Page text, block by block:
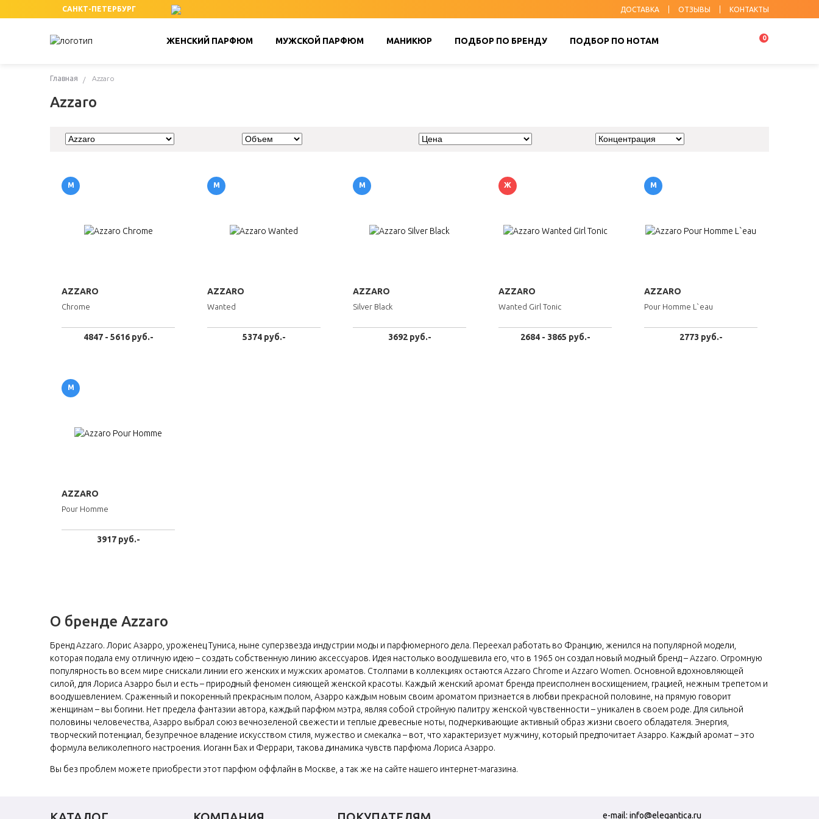
САНКТ-ПЕТЕРБУРГ ДОСТАВКА ОТЗЫВЫ КОНТАКТЫ
ЖЕНСКИЙ ПАРФЮМ МУЖСКОЙ ПАРФЮМ МАНИКЮР ПОДБОР ПО БРЕНДУ ПОДБОР ПО НОТАМ 0
Главная Azzaro
Azzaro
М
AZZARO
Chrome
4847 - 5616 руб.-
М
AZZARO
Wanted
5374 руб.-
М
AZZARO
Silver Black
3692 руб.-
Ж
AZZARO
Wanted Girl Tonic
2684 - 3865 руб.-
М
AZZARO
Pour Homme L`eau
2773 руб.-
М
AZZARO
Pour Homme
3917 руб.-
О бренде Azzaro
Бренд Azzaro. Лорис Азарро, уроженец Туниса, ныне суперзвезда индустрии моды и парфюмерного дела. Переехал работать во Францию, женился на популярной модели,
которая подала ему отличную идею – создать собственную линию аксессуаров. Идея настолько воодушевила его, что в 1965 он создал новый модный бренд – Azzaro. Огромную
популярность во всем мире снискали линии его женских и мужских ароматов. Столпами в коллекциях остаются Azzaro Chrome и Azzaro Women. Основной вдохновляющей
силой, для Лориса Азарро был и есть – природный феномен сияющей женской красоты. Каждый женский аромат бренда преисполнен восхищением, грацией, нежным трепетом и
воодушевлением. Сраженный и покоренный прекрасным полом, Азарро каждым новым своим ароматом признается в любви прекрасной половине, на прямую говорит
женщинам – вы богини. Нет предела фантазии автора, каждый парфюм мэтра, являя собой стройную палитру женской чувственности – уникален в своем роде. Для сильной
половины человечества, Азарро выбрал союз вечнозеленой свежести и теплые древесные ноты, подчеркивающие активный образ жизни своего обладателя. Энергия,
творческий потенциал, безупречное владение искусством стиля, мужество и смекалка – вот, что характеризует мужчину, который предпочитает Азарро. Каждый аромат – это
формула великолепного настроения. Иоганн Бах и Феррари, такова динамика чувств парфюма Лориса Азарро.
Вы без проблем можете приобрести этот парфюм оффлайн в Москве, а так же на сайте нашего интернет-магазина.
e-mail: info@elegantica.ru